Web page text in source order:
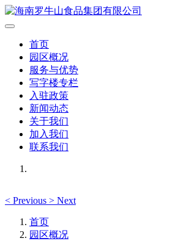
首页
园区概况
服务与优势
写字楼专栏
入驻政策
新闻动态
关于我们
加入我们
联系我们
< Previous > Next
首页
园区概况